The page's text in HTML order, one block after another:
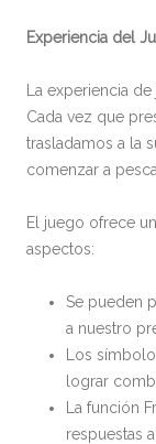
Experiencia del
La experiencia
Cada vez que
trasladamos a la
comenzar a
El juego ofrece
aspectos:
Se pueden
a nuestro
Los
lograr
La función
respuestas